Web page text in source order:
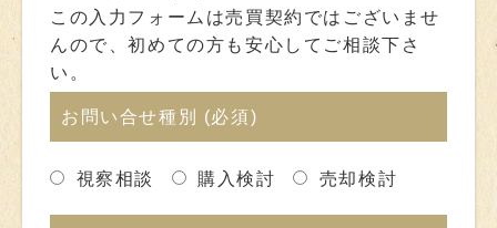
この入力フォームは売買契約ではございませ
んので、初めての方も安心してご相談下さ
い。
お問い合せ種別 (必須)
視察相談 購入検討 売却検討